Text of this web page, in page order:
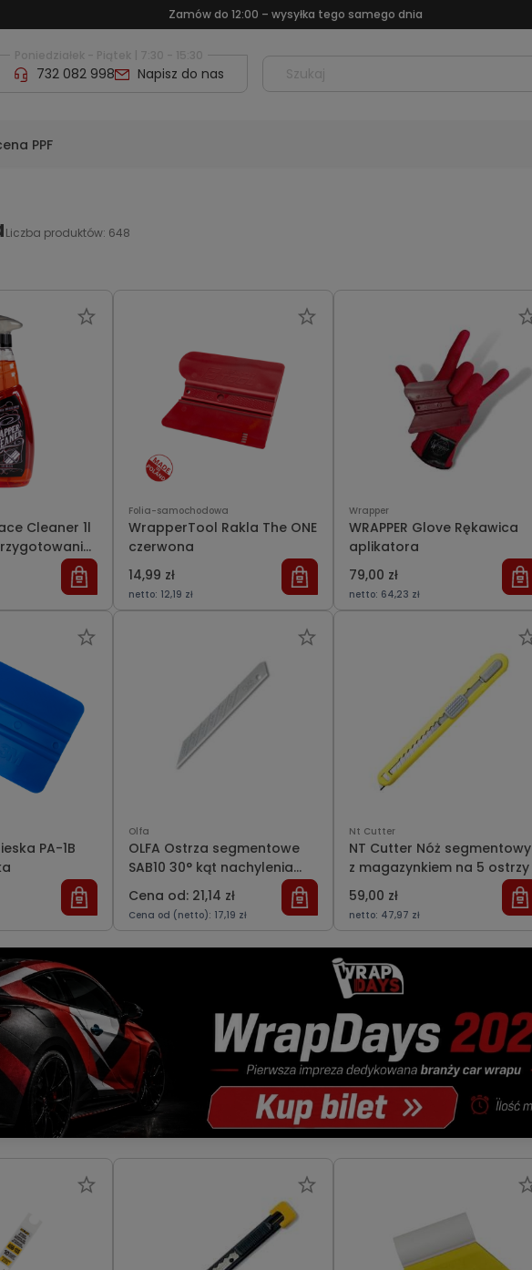
Największy wybór folii w Polsce – tylko znane marki
Poniedziałek - Piątek | 7:30 - 15:30
732 082 998 Napisz do nas
PPF
Liczba produktów: 648
Cleaner 1l
Folia-samochodowa
WrapperTool Rakla The ONE
czerwona
14,99 zł
netto: 12,19 zł
Wrapper
WRAPPER Glove Rękawica
aplikatora
79,00 zł
netto: 64,23 zł
PA-1B
Olfa
OLFA Ostrza segmentowe
SAB10 30° kąt nachylenia
ostrza 10 szt.
Cena od: 21,14 zł
Cena od (netto): 17,19 zł
Nt Cutter
NT Cutter Nóż segmentowy
z magazynkiem na 5 ostrzy
59,00 zł
netto: 47,97 zł